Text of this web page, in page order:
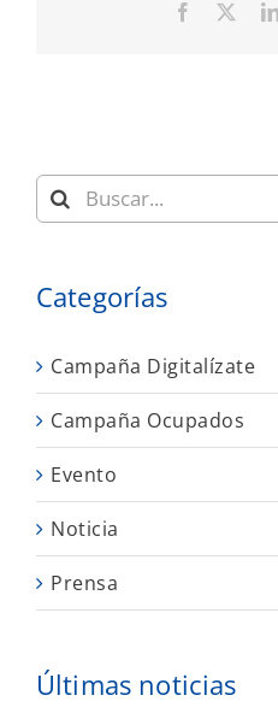
Facebook
Buscar:
Categorías
Campaña Digitalízate
Campaña Ocupados
Evento
Noticia
Prensa
Últimas noticias